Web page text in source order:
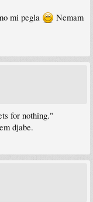
mi pegla
Nemam
for nothing."
djabe.